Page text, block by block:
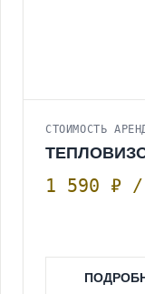
СТОИМОСТЬ
1 590 ₽ /